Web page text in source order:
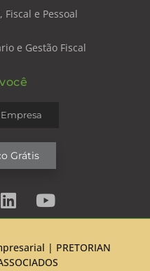
e Pessoal
e Gestão Fiscal
Grátis
| PRETORIAN